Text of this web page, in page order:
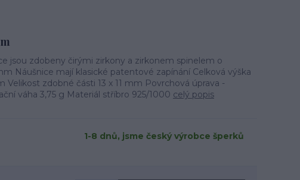
jsou zdobeny čirými zirkony a zirkonem spinelem o
Náušnice mají klasické patentové zapínání Celková výška
Velikost zdobné části 13 x 11 mm Povrchová úprava -
váha 3,75 g Materiál stříbro 925/1000 celý popis
1-8 dnů, jsme český výrobce šperků